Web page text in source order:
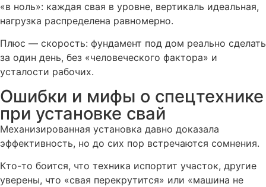
«в ноль»: каждая свая в уровне, вертикаль идеальная,
нагрузка распределена равномерно.
Плюс — скорость: фундамент под дом реально сделать
за один день, без «человеческого фактора» и
усталости рабочих.
Ошибки и мифы о спецтехнике
при установке свай
Механизированная установка давно доказала
эффективность, но до сих пор встречаются сомнения.
Кто-то боится, что техника испортит участок, другие
уверены, что «свая перекрутится» или «машина не